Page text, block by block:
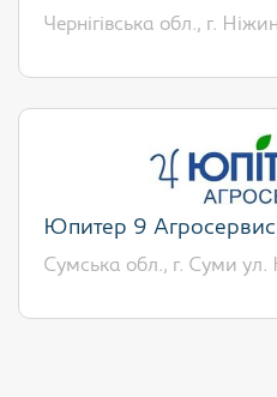
Чернігівська обл., г.
Юпитер 9
Сумська обл., г. Суми ул.